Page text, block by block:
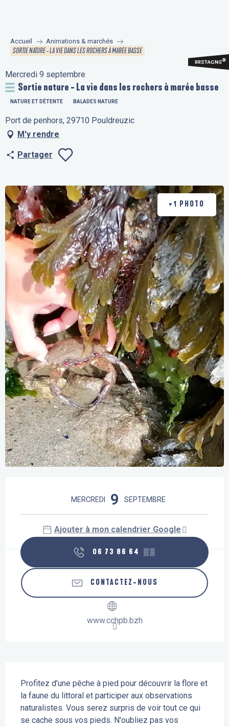
principal
Accueil Animations & marchés
SORTIE NATURE - LA VIE DANS LES ROCHERS À MARÉE BASSE
Mercredi 9 septembre
Sortie nature - La vie dans les rochers à marée basse
NATURE ET DÉTENTE BALADES NATURE
Port de penhors, 29710 Pouldreuzic
M'y rendre
Partager
+1 PHOTO
MERCREDI 9 SEPTEMBRE
Ajouter à mon calendrier Google
06 73 86 64 ▒▒
CONTACTEZ-NOUS
www.cchpb.bzh
Profitez d’une pêche à pied pour découvrir la flore et
la faune du littoral et participer aux observations
naturalistes. Vous serez surpris de voir tout ce qui
se cache sous vos pieds. N'oubliez pas vos